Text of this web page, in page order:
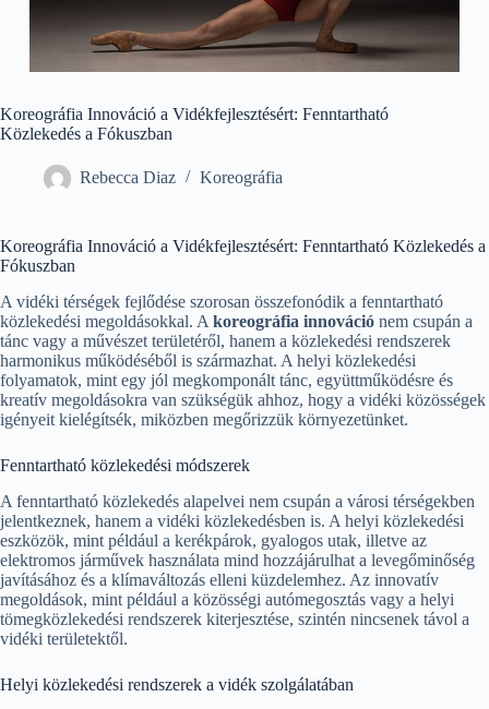
Koreográfia Innováció a Vidékfejlesztésért: Fenntartható
Közlekedés a Fókuszban
Rebecca Diaz Koreográfia
Koreográfia Innováció a Vidékfejlesztésért: Fenntartható Közlekedés a
Fókuszban
A vidéki térségek fejlődése szorosan összefonódik a fenntartható
közlekedési megoldásokkal. A koreográfia innováció nem csupán a
tánc vagy a művészet területéről, hanem a közlekedési rendszerek
harmonikus működéséből is származhat. A helyi közlekedési
folyamatok, mint egy jól megkomponált tánc, együttműködésre és
kreatív megoldásokra van szükségük ahhoz, hogy a vidéki közösségek
igényeit kielégítsék, miközben megőrizzük környezetünket.
Fenntartható közlekedési módszerek
A fenntartható közlekedés alapelvei nem csupán a városi térségekben
jelentkeznek, hanem a vidéki közlekedésben is. A helyi közlekedési
eszközök, mint például a kerékpárok, gyalogos utak, illetve az
elektromos járművek használata mind hozzájárulhat a levegőminőség
javításához és a klímaváltozás elleni küzdelemhez. Az innovatív
megoldások, mint például a közösségi autómegosztás vagy a helyi
tömegközlekedési rendszerek kiterjesztése, szintén nincsenek távol a
vidéki területektől.
Helyi közlekedési rendszerek a vidék szolgálatában